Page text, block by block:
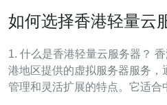
如何选择香港轻量云
1. 什么是香港轻量云服务器？
港地区提供的虚拟服务器服务，
管理和灵活扩展的特点。它适合